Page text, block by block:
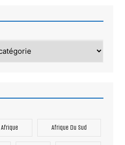
Afrique Afrique Du Sud